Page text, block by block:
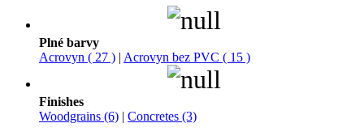
Plné barvy
Acrovyn ( 27 ) | Acrovyn bez PVC ( 15 )
Finishes
Woodgrains (6) | Concretes (3)